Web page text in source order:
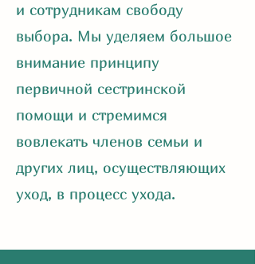
и сотрудникам свободу
выбора. Мы уделяем большое
внимание принципу
первичной сестринской
помощи и стремимся
вовлекать членов семьи и
других лиц, осуществляющих
уход, в процесс ухода.